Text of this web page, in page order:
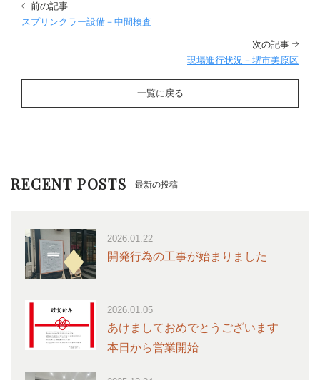
前の記事
スプリンクラー設備－中間検査
一覧に戻る
次の記事
現場進行状況－堺市美原区
RECENT POSTS 最新の投稿
2026.01.22
開発行為の工事が始まりました
2026.01.05
あけましておめでとうございます
本日から営業開始